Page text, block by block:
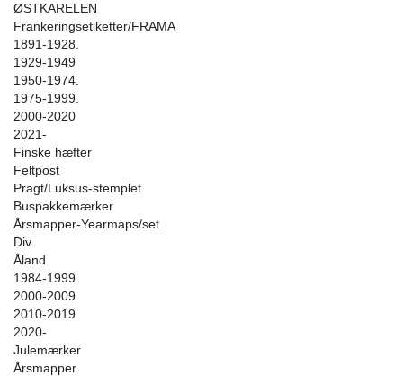
ØSTKARELEN
Frankeringsetiketter/FRAMA
1891-1928.
1929-1949
1950-1974.
1975-1999.
2000-2020
2021-
Finske hæfter
Feltpost
Pragt/Luksus-stemplet
Buspakkemærker
Årsmapper-Yearmaps/set
Div.
Åland
1984-1999.
2000-2009
2010-2019
2020-
Julemærker
Årsmapper